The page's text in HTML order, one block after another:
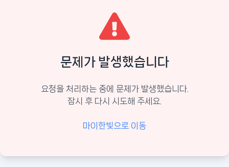
문제가 발생했습니다
요청을 처리하는 중에 문제가 발생했습니다.
잠시 후 다시 시도해 주세요.
마이한빛으로 이동